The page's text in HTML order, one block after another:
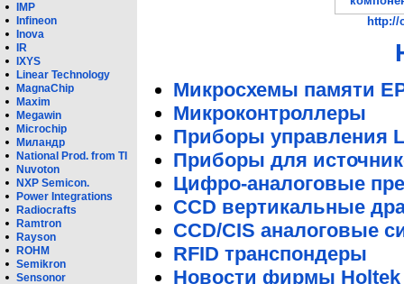
IMP
Infineon
Inova
IR
IXYS
Linear Technology
MagnaChip
Maxim
Megawin
Microchip
Миландр
National Prod. from TI
Nuvoton
NXP Semicon.
Power Integrations
Radiocrafts
Ramtron
Rayson
ROHM
Semikron
Sensonor
http://
Микросхемы памяти
Микроконтроллеры
Приборы управления
Приборы для
Цифро-аналоговые
CCD вертикальные
CCD/CIS аналоговые
RFID транспондеры
Новости фирмы Holtek